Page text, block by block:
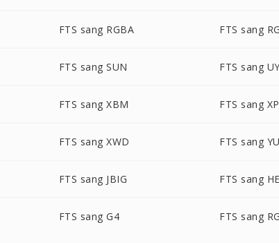
FTS sang RGBA FTS sang
FTS sang SUN FTS sang
FTS sang XBM FTS sang
FTS sang XWD FTS sang
FTS sang JBIG FTS sang
FTS sang G4 FTS sang